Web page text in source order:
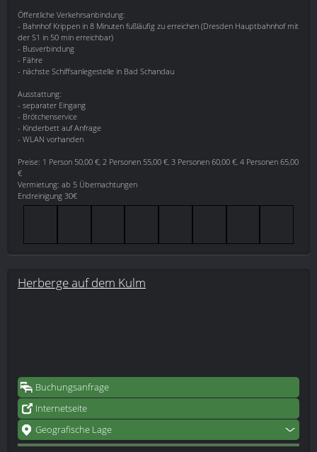
Öffentliche Verkehrsanbindung:
- Bahnhof Krippen in 8 Minuten fußläufig zu erreichen (Dresden Hauptbahnhof mit
der S1 in 50 min erreichbar)
- Busverbindung
- Fähre
- nächste Schiffsanlegestelle in Bad Schandau
Ausstattung:
- separater Eingang
- Brötchenservice
- Kinderbett auf Anfrage
- WLAN vorhanden
Preise: 1 Person 50,00 €, 2 Personen 55,00 €, 3 Personen 60,00 €, 4 Personen 65,00
€
Vermietung: ab 5 Übernachtungen
Endreinigung 30€
Herberge auf dem Kulm
Buchungsanfrage
Internetseite
Geografische Lage